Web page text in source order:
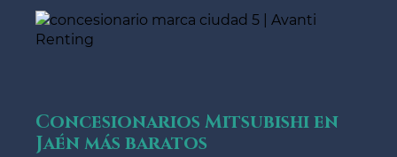
Concesionarios Mitsubishi en
Jaén más baratos